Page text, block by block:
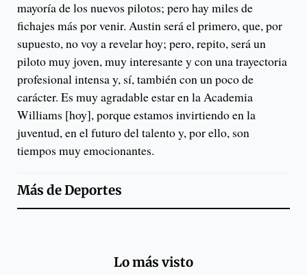
mayoría de los nuevos pilotos; pero hay miles de
fichajes más por venir. Austin será el primero, que, por
supuesto, no voy a revelar hoy; pero, repito, será un
piloto muy joven, muy interesante y con una trayectoria
profesional intensa y, sí, también con un poco de
carácter. Es muy agradable estar en la Academia
Williams [hoy], porque estamos invirtiendo en la
juventud, en el futuro del talento y, por ello, son
tiempos muy emocionantes.
Más deDeportes
Lo más visto